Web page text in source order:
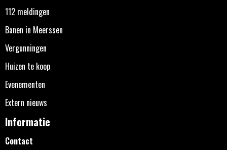
112 meldingen
Banen in Meerssen
Vergunningen
Huizen te koop
Evenementen
Extern nieuws
Informatie
Contact